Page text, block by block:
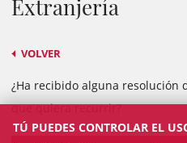
Extranjería
VOLVER
¿Ha recibido alguna resolución
que quiera recurrir?
TÚ PUEDES CONTROLAR EL